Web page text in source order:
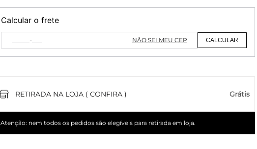
Calcular o frete
NÃO SEI MEU CEP CALCULAR
RETIRADA NA LOJA ( CONFIRA ) Grátis
Atenção: nem todos os pedidos são elegíveis para retirada em loja.